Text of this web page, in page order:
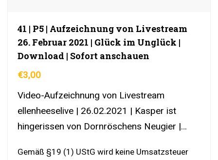
41 | P5 | Aufzeichnung von Livestream
26. Februar 2021 | Glück im Unglück |
Download | Sofort anschauen
€3,00
Video-Aufzeichnung von Livestream
ellenheeselive | 26.02.2021 | Kasper ist
hingerissen von Dornröschens Neugier |
Gemäß §19 (1) UStG wird keine Umsatzsteuer